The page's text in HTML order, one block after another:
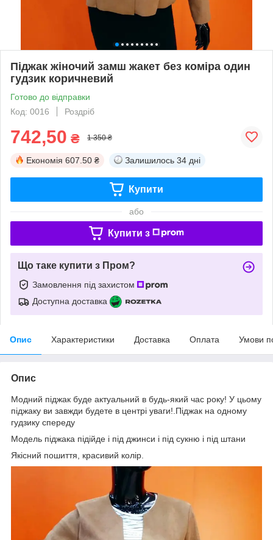
Піджак жіночий замш жакет без коміра один
гудзик коричневий
Готово до відправки
Код: 0016
Роздріб
742,50 ₴ 1 350 ₴
Економія 607.50 ₴ Залишилось 34 дні
Купити
або
Купити з
Що таке купити з Пром?
Замовлення під захистом
Доступна доставка
Опис Характеристики Доставка Оплата Умови
Опис
Модний піджак буде актуальний в будь-який час року! У цьому
піджаку ви завжди будете в центрі уваги!.Піджак на одному
гудзику спереду
Модель піджака підійде і під джинси і під сукню і під штани
Якісний пошиття, красивий колір.